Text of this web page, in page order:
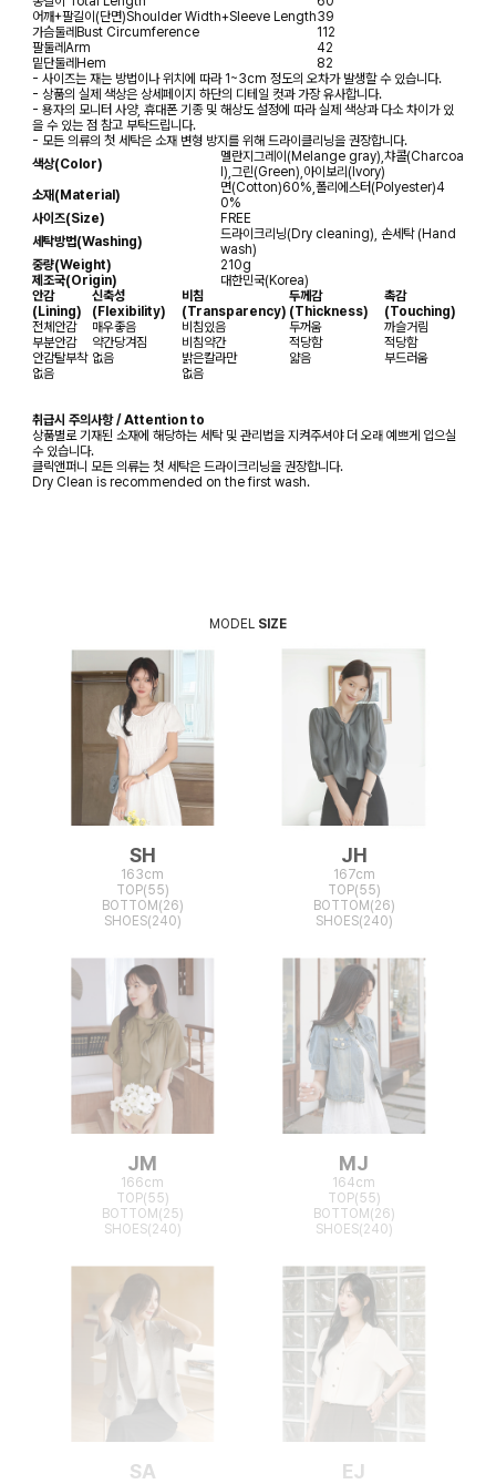
어깨+팔길이(단면)Shoulder Width+Sleeve Length39
가슴둘레Bust Circumference
112
팔둘레Arm
42
밑단둘레Hem
82
- 사이즈는 재는 방법이나 위치에 따라 1~3cm 정도의 오차가 발생할 수 있습니다.
- 상품의 실제 색상은 상세페이지 하단의 디테일 컷과 가장 유사합니다.
- 용자의 모니터 사양, 휴대폰 기종 및 해상도 설정에 따라 실제 색상과 다소 차이가 있
을 수 있는 점 참고 부탁드립니다.
- 모든 의류의 첫 세탁은 소재 변형 방지를 위해 드라이클리닝을 권장합니다.
색상(Color)
멜란지그레이(Melange gray),챠콜(Charcoa
l),그린(Green),아이보리(Ivory)
소재(Material)
면(Cotton)60%,폴리에스터(Polyester)4
0%
사이즈(Size)
FREE
세탁방법(Washing)
드라이크리닝(Dry cleaning), 손세탁 (Hand
wash)
중량(Weight)
210g
제조국(Origin)
대한민국(Korea)
안감
(Lining)
신축성
(Flexibility)
비침
(Transparency)
두께감
(Thickness)
촉감
(Touching)
전체안감
매우좋음 비침있음 두꺼움
까슬거림
부분안감
약간당겨짐 비침약간 적당함
적당함
안감탈부착 없음 밝은칼라만 얇음
부드러움
없음
없음
취급시 주의사항 / Attention to
상품별로 기재된 소재에 해당하는 세탁 및 관리법을 지켜주셔야 더 오래 예쁘게 입으실
수 있습니다.
클릭앤퍼니 모든 의류는 첫 세탁은 드라이크리닝을 권장합니다.
Dry Clean is recommended on the first wash.
MODEL SIZE
SH
163cm
TOP(55)
BOTTOM(26)
SHOES(240)
JH
167cm
TOP(55)
BOTTOM(26)
SHOES(240)
JM
166cm
TOP(55)
BOTTOM(25)
SHOES(240)
MJ
164cm
TOP(55)
BOTTOM(26)
SHOES(240)
SA EJ